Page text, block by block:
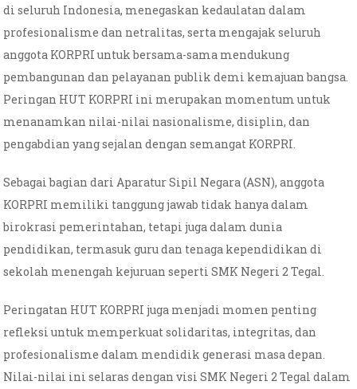
di seluruh Indonesia, menegaskan kedaulatan dalam
profesionalisme dan netralitas, serta mengajak seluruh
anggota KORPRI untuk bersama-sama mendukung
pembangunan dan pelayanan publik demi kemajuan bangsa.
Peringan HUT KORPRI ini merupakan momentum untuk
menanamkan nilai-nilai nasionalisme, disiplin, dan
pengabdian yang sejalan dengan semangat KORPRI.
Sebagai bagian dari Aparatur Sipil Negara (ASN), anggota
KORPRI memiliki tanggung jawab tidak hanya dalam
birokrasi pemerintahan, tetapi juga dalam dunia
pendidikan, termasuk guru dan tenaga kependidikan di
sekolah menengah kejuruan seperti SMK Negeri 2 Tegal.
Peringatan HUT KORPRI juga menjadi momen penting
refleksi untuk memperkuat solidaritas, integritas, dan
profesionalisme dalam mendidik generasi masa depan.
Nilai-nilai ini selaras dengan visi SMK Negeri 2 Tegal dalam